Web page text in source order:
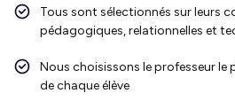
Tous sont sélectionnés sur leurs
pédagogiques, relationnelles et
Nous choisissons le professeur le
de chaque élève